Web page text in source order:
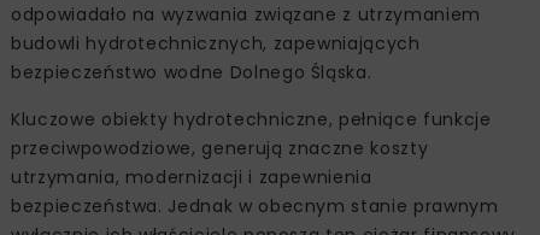
odpowiadało na wyzwania związane z utrzymaniem
budowli hydrotechnicznych, zapewniających
bezpieczeństwo wodne Dolnego Śląska.
Kluczowe obiekty hydrotechniczne, pełniące funkcje
przeciwpowodziowe, generują znaczne koszty
utrzymania, modernizacji i zapewnienia
bezpieczeństwa. Jednak w obecnym stanie prawnym